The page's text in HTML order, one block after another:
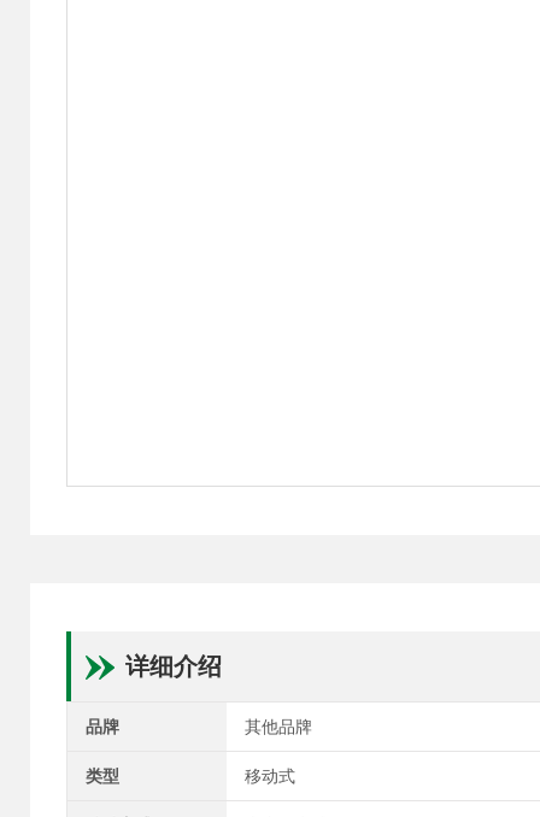
详细介绍
品牌 其他品牌
类型 移动式